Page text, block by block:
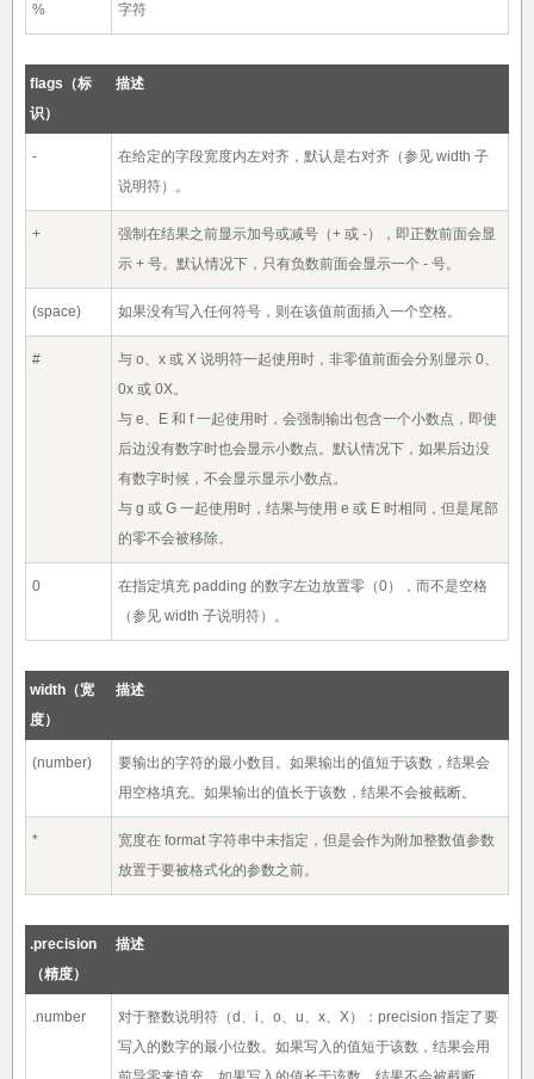
% 字符
flags（标
识）
描述
-
在给定的字段宽度内左对齐，默认是右对齐（参见 width 子
说明符）。
+
强制在结果之前显示加号或减号（+ 或 -），即正数前面会显
示 + 号。默认情况下，只有负数前面会显示一个 - 号。
(space) 如果没有写入任何符号，则在该值前面插入一个空格。
#
与 o、x 或 X 说明符一起使用时，非零值前面会分别显示 0、
0x 或 0X。
与 e、E 和 f 一起使用时，会强制输出包含一个小数点，即使
后边没有数字时也会显示小数点。默认情况下，如果后边没
有数字时候，不会显示显示小数点。
与 g 或 G 一起使用时，结果与使用 e 或 E 时相同，但是尾部
的零不会被移除。
0
在指定填充 padding 的数字左边放置零（0），而不是空格
（参见 width 子说明符）。
width（宽
度）
描述
(number)
要输出的字符的最小数目。如果输出的值短于该数，结果会
用空格填充。如果输出的值长于该数，结果不会被截断。
*
宽度在 format 字符串中未指定，但是会作为附加整数值参数
放置于要被格式化的参数之前。
.precision
（精度）
描述
.number
对于整数说明符（d、i、o、u、x、X）：precision 指定了要
写入的数字的最小位数。如果写入的值短于该数，结果会用